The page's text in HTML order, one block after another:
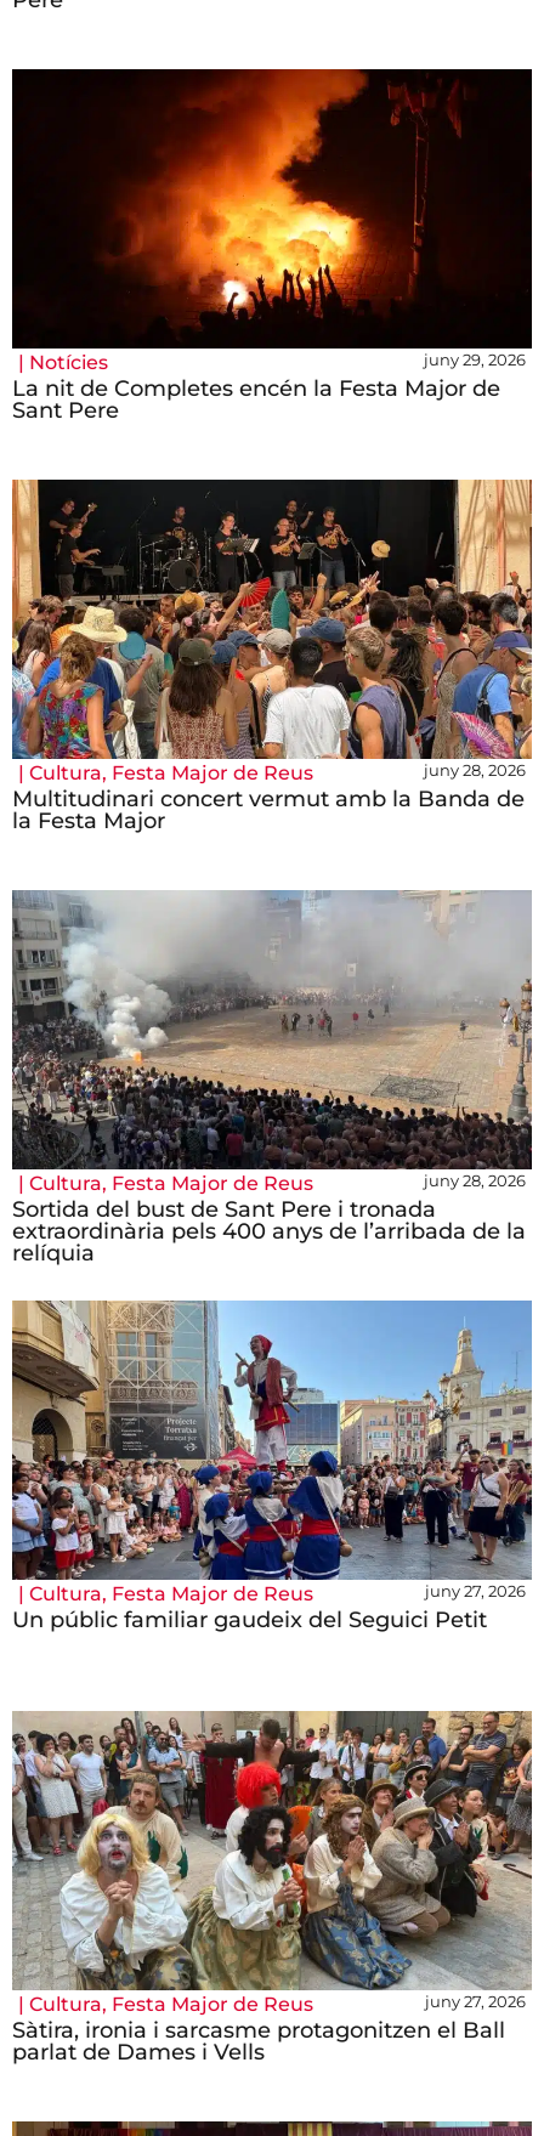
| Notícies juny 29, 2026
La nit de Completes encén la Festa Major de
Sant Pere
| Cultura, Festa Major de Reus juny 28, 2026
Multitudinari concert vermut amb la Banda de
la Festa Major
| Cultura, Festa Major de Reus juny 28, 2026
Sortida del bust de Sant Pere i tronada
extraordinària pels 400 anys de l’arribada de la
relíquia
| Cultura, Festa Major de Reus juny 27, 2026
Un públic familiar gaudeix del Seguici Petit
| Cultura, Festa Major de Reus juny 27, 2026
Sàtira, ironia i sarcasme protagonitzen el Ball
parlat de Dames i Vells